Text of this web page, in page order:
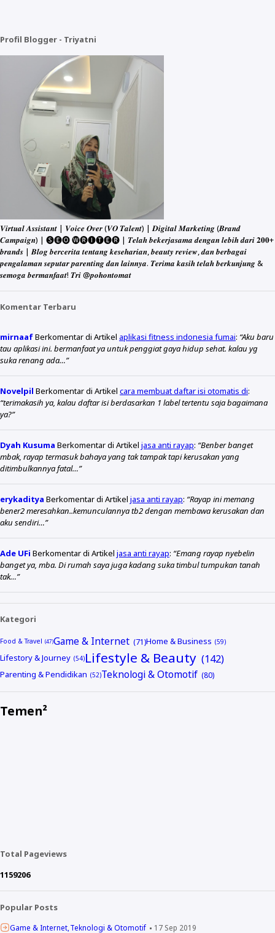
Profil Blogger - Triyatni
𝑽𝒊𝒓𝒕𝒖𝒂𝒍 𝑨𝒔𝒔𝒊𝒔𝒕𝒂𝒏𝒕 | 𝑽𝒐𝒊𝒄𝒆 𝑶𝒗𝒆𝒓 (𝑽𝑶 𝑻𝒂𝒍𝒆𝒏𝒕) | 𝑫𝒊𝒈𝒊𝒕𝒂𝒍 𝑴𝒂𝒓𝒌𝒆𝒕𝒊𝒏𝒈 (𝑩𝒓𝒂𝒏𝒅
𝑪𝒂𝒎𝒑𝒂𝒊𝒈𝒏) | 🅢🅔🅞 🅦🅡🅘🅣🅔🅡 | 𝑻𝒆𝒍𝒂𝒉 𝒃𝒆𝒌𝒆𝒓𝒋𝒂𝒔𝒂𝒎𝒂 𝒅𝒆𝒏𝒈𝒂𝒏 𝒍𝒆𝒃𝒊𝒉 𝒅𝒂𝒓𝒊 𝟐𝟎𝟎+
𝒃𝒓𝒂𝒏𝒅𝒔 | 𝑩𝒍𝒐𝒈 𝒃𝒆𝒓𝒄𝒆𝒓𝒊𝒕𝒂 𝒕𝒆𝒏𝒕𝒂𝒏𝒈 𝒌𝒆𝒔𝒆𝒉𝒂𝒓𝒊𝒂𝒏, 𝒃𝒆𝒂𝒖𝒕𝒚 𝒓𝒆𝒗𝒊𝒆𝒘, 𝒅𝒂𝒏 𝒃𝒆𝒓𝒃𝒂𝒈𝒂𝒊
𝒑𝒆𝒏𝒈𝒂𝒍𝒂𝒎𝒂𝒏 𝒔𝒆𝒑𝒖𝒕𝒂𝒓 𝒑𝒂𝒓𝒆𝒏𝒕𝒊𝒏𝒈 𝒅𝒂𝒏 𝒍𝒂𝒊𝒏𝒏𝒚𝒂. 𝑻𝒆𝒓𝒊𝒎𝒂 𝒌𝒂𝒔𝒊𝒉 𝒕𝒆𝒍𝒂𝒉 𝒃𝒆𝒓𝒌𝒖𝒏𝒋𝒖𝒏𝒈 &
𝒔𝒆𝒎𝒐𝒈𝒂 𝒃𝒆𝒓𝒎𝒂𝒏𝒇𝒂𝒂𝒕! 𝑻𝒓𝒊 @𝒑𝒐𝒉𝒐𝒏𝒕𝒐𝒎𝒂𝒕
Komentar Terbaru
mirnaafBerkomentar di Artikel aplikasi fitness indonesia fumai: “Aku baru
tau aplikasi ini. bermanfaat ya untuk penggiat gaya hidup sehat. kalau yg
suka renang ada…”
Novelpil Berkomentar di Artikel cara membuat daftar isi otomatis di:
“terimakasih ya, kalau daftar isi berdasarkan 1 label tertentu saja bagaimana
ya?”
Dyah Kusuma Berkomentar di Artikel jasa anti rayap: “Benber banget
mbak, rayap termasuk bahaya yang tak tampak tapi kerusakan yang
ditimbulkannya fatal…”
erykaditya Berkomentar di Artikel jasa anti rayap: “Rayap ini memang
bener2 meresahkan..kemunculannya tb2 dengan membawa kerusakan dan
aku sendiri…”
Ade UFi Berkomentar di Artikel jasa anti rayap: “Emang rayap nyebelin
banget ya, mba. Di rumah saya juga kadang suka timbul tumpukan tanah
tak…”
Kategori
Food & Travel Game & Internet
Home & Business
Lifestory & Journey
Lifestyle & Beauty
Parenting & Pendidikan Teknologi & Otomotif
Temen²
Total Pageviews
1159206
Popular Posts
Game & Internet Teknologi & Otomotif 17 Sep 2019